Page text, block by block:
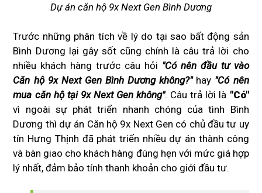
Dự án căn hộ 9x Next Gen Bình Dương
Trước những phân tích về lý do tại sao bất động sản
Bình Dương lại gây sốt cũng chính là câu trả lời cho
nhiều khách hàng trước câu hỏi "Có nên đầu tư vào
Căn hộ 9x Next Gen Bình Dương không?"hay "Có nên
mua căn hộ tại 9x Next Gen không". Câu trả lời là "Có"
vì ngoài sự phát triển nhanh chóng của tình Bình
Dương thì dự án Căn hộ 9x Next Gen có chủ đầu tư uy
tín Hưng Thịnh đã phát triển nhiều dự án thành công
và bàn giao cho khách hàng đúng hẹn với mức giá hợp
lý nhất, đảm bảo tính thanh khoản cho giới đầu tư.